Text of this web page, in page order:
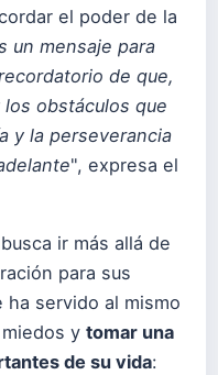
el poder de la
un mensaje para
de que,
obstáculos que
y la perseverancia
", expresa el
ir más allá de
para sus
servido al mismo
y tomar una
de su vida: